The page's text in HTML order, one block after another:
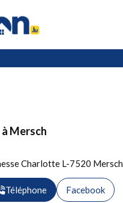
à Mersch
Charlotte L-7520 Mersch
Téléphone Facebook